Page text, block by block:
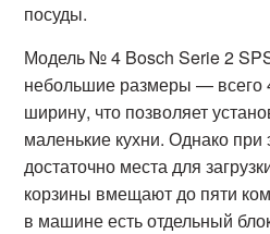
посуды.
Модель № 4 Bosch Serie 2
небольшие размеры — всего
ширину, что позволяет
маленькие кухни. Однако при
достаточно места для
корзины вмещают до пяти
в машине есть отдельный